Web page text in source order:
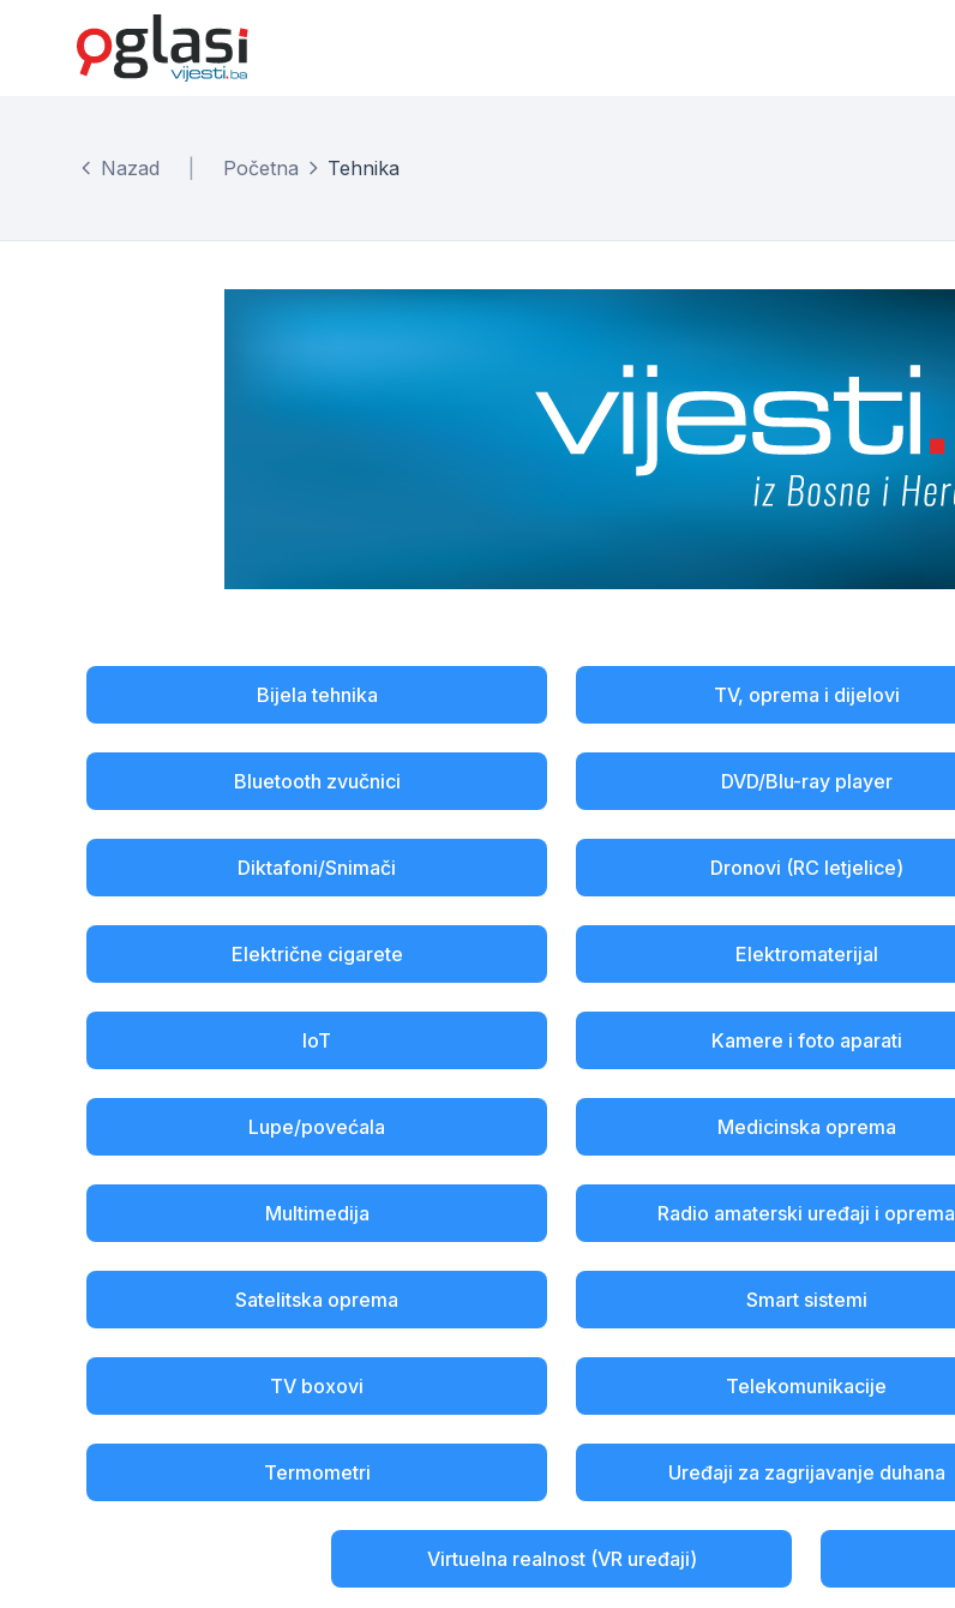
Nazad Početna Tehnika
Bijela tehnika TV, oprema i dijelovi
Bluetooth zvučnici DVD/Blu-ray player
Diktafoni/Snimači Dronovi (RC letjelice)
Električne cigarete Elektromaterijal
IoT Kamere i foto aparati
Lupe/povećala Medicinska oprema
Multimedija Radio amaterski uređaji i oprema
Satelitska oprema Smart sistemi
TV boxovi Telekomunikacije
Termometri Uređaji za zagrijavanje duhana
Virtuelna realnost (VR uređaji)